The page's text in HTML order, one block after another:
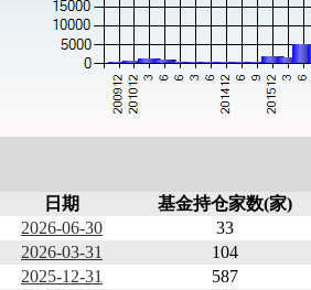
日期 基金持仓家数(家)
2026-06-30
33
2026-03-31
104
2025-12-31
587